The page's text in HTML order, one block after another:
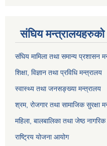
स‌ंघिय
स‌ंघिय मामिला तथा समान्य प्रशासन
शिक्षा, विज्ञान तथा प्रविधि
स्वास्थ्य तथा जनसङ्ख्या मन्त्रालय
श्रम, रोजगार तथा सामाजिक सुरक्षा
महिला, बालबालिका तथा जेष्ठ
राष्ट्रिय योजना आयोग